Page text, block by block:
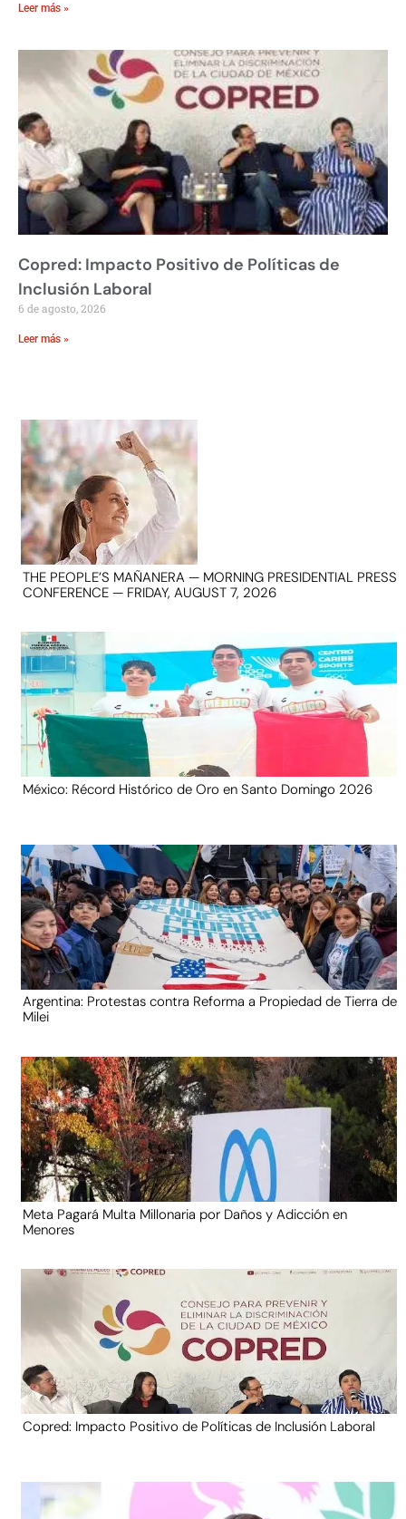
Leer más »
Copred: Impacto Positivo de Políticas de
Inclusión Laboral
6 de agosto, 2026
Leer más »
THE PEOPLE’S MAÑANERA — MORNING PRESIDENTIAL PRESS
CONFERENCE — FRIDAY, AUGUST 7, 2026
México: Récord Histórico de Oro en Santo Domingo 2026
Argentina: Protestas contra Reforma a Propiedad de Tierra de
Milei
Meta Pagará Multa Millonaria por Daños y Adicción en
Menores
Copred: Impacto Positivo de Políticas de Inclusión Laboral